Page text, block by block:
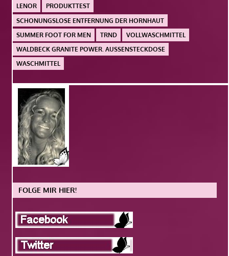
LENOR
PRODUKTTEST
SCHONUNGSLOSE ENTFERNUNG DER HORNHAUT
SUMMER FOOT FOR MEN
TRND
VOLLWASCHMITTEL
WALDBECK GRANITE POWER. AUSSENSTECKDOSE
WASCHMITTEL
FOLGE MIR HIER!